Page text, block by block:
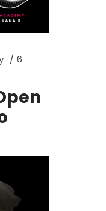
6